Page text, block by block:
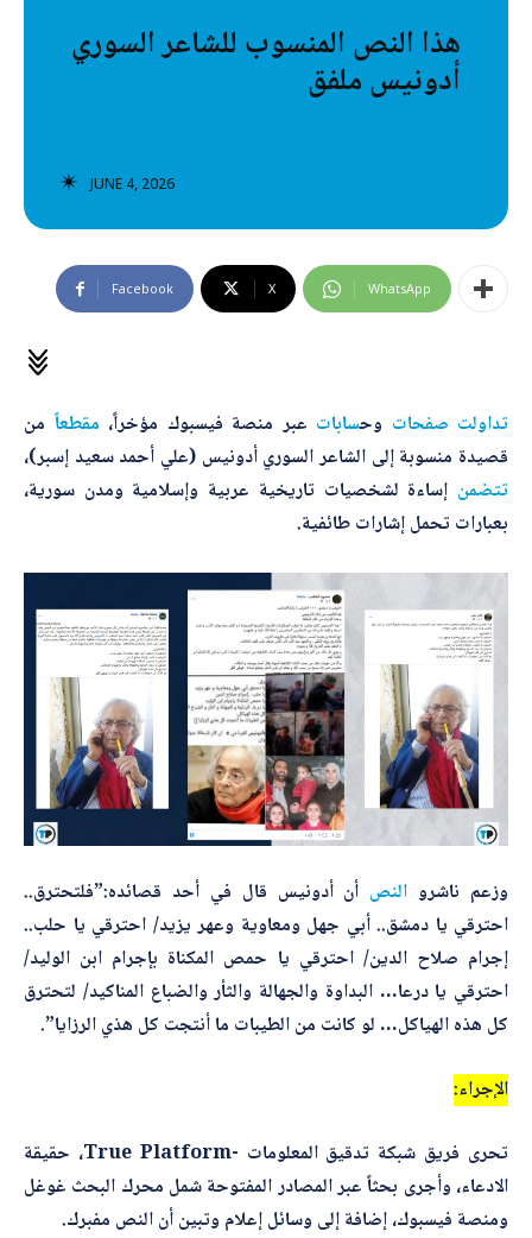
تصنيفات إضافية
تحقق
رئيسية
ض
بريدك الإلكتروني*
الموضوع*
هذا النص المنسوب للشاعر السوري
أدونيس ملفق
JUNE 4, 2026
Facebook X WhatsApp
تداولت صفحات وحسابات عبر منصة فيسبوك مؤخراً، مقطعاً من
قصيدة منسوبة إلى الشاعر السوريأدونيس (علي أحمد سعيد إسبر)،
تتضمن إساءة لشخصيات تاريخية عربية وإسلامية ومدن سورية،
بعبارات تحمل إشارات طائفية.
وزعم ناشرو النص أن أدونيس قال في أحد قصائده:”فلتحترق..
احترقي يا دمشق.. أبي جهل ومعاوية وعهر يزيد/ احترقي يا حلب..
إجرام صلاح الدين/ احترقي يا حمص المكناة بإجرام ابن الوليد/
احترقي يا درعا… البداوة والجهالة والثأر والضباع المناكيد/ لتحترق
كل هذه الهياكل… لو كانت من الطيبات ما أنتجت كل هذي الرزايا”.
الإجراء:
تحرى فريق شبكة تدقيق المعلومات -True Platform، حقيقة
الادعاء، وأجرى بحثاً عبر المصادر المفتوحة شمل محرك البحث غوغل
ومنصة فيسبوك، إضافة إلى وسائل إعلام وتبين أن النص مفبرك.